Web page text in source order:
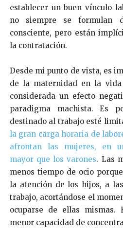
establecer un buen vínculo
no siempre se formulan
consciente, pero están
la contratación.
Desde mi punto de vista, es
de la maternidad en la vida
considerada un efecto
paradigma machista. Es
destinado al trabajo esté
la gran carga horaria de
afrontan las mujeres, en
mayor que los varones. Las
menos tiempo de ocio
la atención delos hijos, a
trabajo, acortándose el
ocuparse de ellas mismas.
menor capacidad de